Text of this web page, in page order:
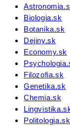
Biologia.sk
Botanika.sk
Dejiny.sk
Economy.sk
Filozofia.sk
Genetika.sk
Chemia.sk
Politologia.sk